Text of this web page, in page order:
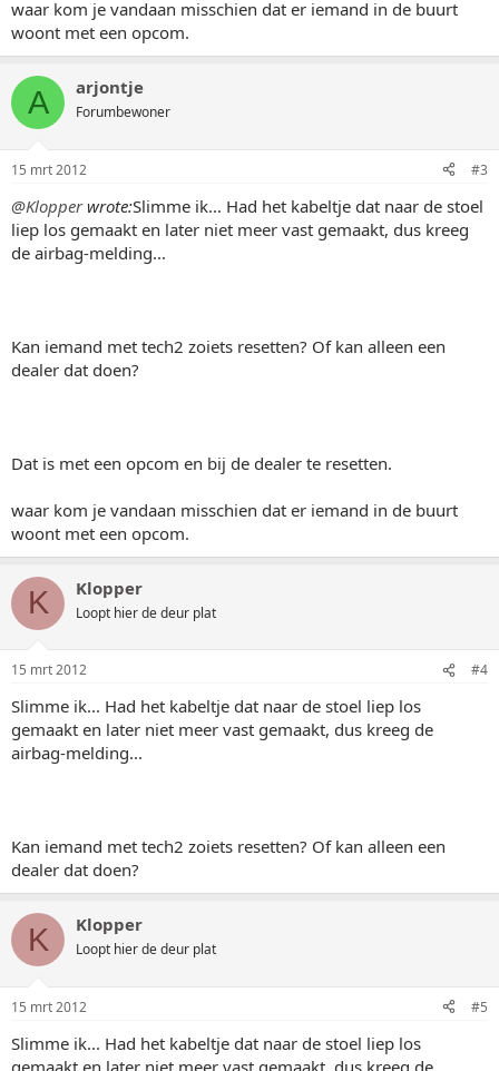
waar kom je vandaan misschien dat er iemand in de buurt
woont met een opcom.
A arjontje
Forumbewoner
15 mrt 2012 #3
@Klopperwrote:Slimme ik... Had het kabeltje dat naar de stoel
liep los gemaakt en later niet meer vast gemaakt, dus kreeg
de airbag-melding...
Kan iemand met tech2 zoiets resetten? Of kan alleen een
dealer dat doen?
Dat is met een opcom en bij de dealer te resetten.
waar kom je vandaan misschien dat er iemand in de buurt
woont met een opcom.
K Klopper
Loopt hier de deur plat
15 mrt 2012 #4
Slimme ik... Had het kabeltje dat naar de stoel liep los
gemaakt en later niet meer vast gemaakt, dus kreeg de
airbag-melding...
Kan iemand met tech2 zoiets resetten? Of kan alleen een
dealer dat doen?
K Klopper
Loopt hier de deur plat
15 mrt 2012 #5
Slimme ik... Had het kabeltje dat naar de stoel liep los
gemaakt en later niet meer vast gemaakt, dus kreeg de